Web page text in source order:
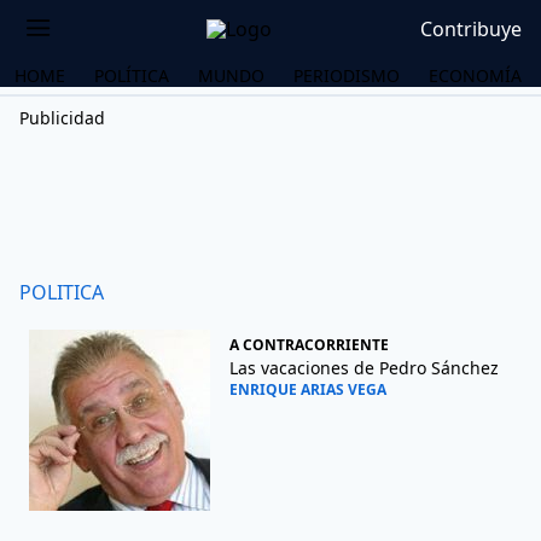
Contribuye
HOME POLÍTICA MUNDO PERIODISMO
ECONOMÍA
Publicidad
POLITICA
A CONTRACORRIENTE
Las vacaciones de Pedro Sánchez
ENRIQUE ARIAS VEGA